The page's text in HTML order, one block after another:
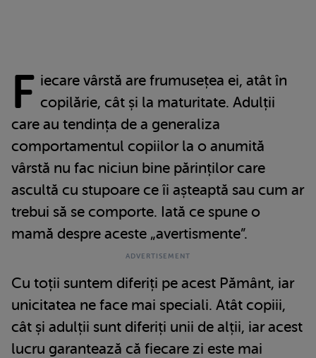
F iecare vârstă are frumusețea ei, atât în
copilărie, cât și la maturitate. Adulții
care au tendința de a generaliza
comportamentul copiilor la o anumită
vârstă nu fac niciun bine părinților care
ascultă cu stupoare ce îi așteaptă sau cum ar
trebui să se comporte. Iată ce spune o
mamă despre aceste „avertismente”.
Cu toții suntem diferiți pe acest Pământ, iar
unicitatea ne face mai speciali. Atât copiii,
cât și adulții sunt diferiți unii de alții, iar acest
lucru garantează că fiecare zi este mai